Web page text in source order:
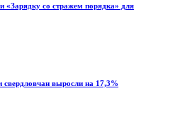
«Зарядку со стражем порядка» для
свердловчан выросли на 17,3%